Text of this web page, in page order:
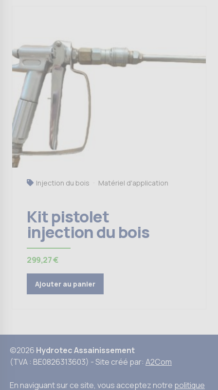
Injection du bois Matériel d'application
Kit pistolet
injection du bois
299,27€
Ajouter au panier
©2026 Hydrotec Assainissement
(TVA : BE0826313603) - Site créé par: A2Com
En naviguant sur ce site, vous acceptez notre politique